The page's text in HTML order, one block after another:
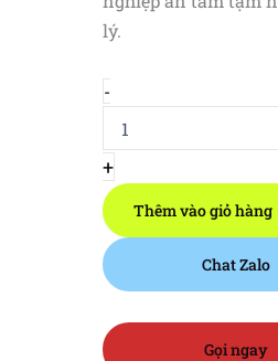
lý.
-Tạm
ngừng
kinh
doanh
chi
nhánh,
điểm
doanh,
phòng
+
Thêm vào giỏ hàng
Chat Zalo
Gọi ngay